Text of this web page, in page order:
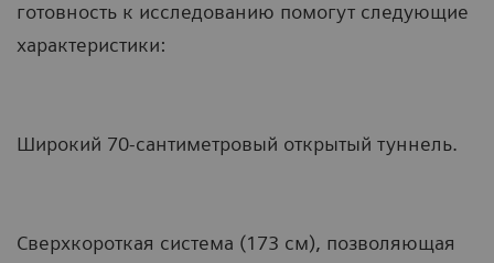
готовность к исследованию помогут следующие
характеристики:
Широкий 70-сантиметровый открытый туннель.
Сверхкороткая система (173 см), позволяющая